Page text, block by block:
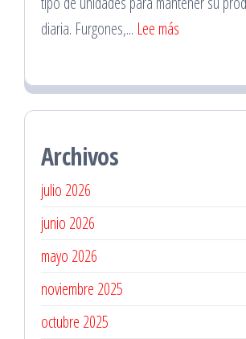
diaria. Furgones,... Lee más
Vehículos
Archivos
julio 2026
junio 2026
mayo 2026
noviembre 2025
octubre 2025